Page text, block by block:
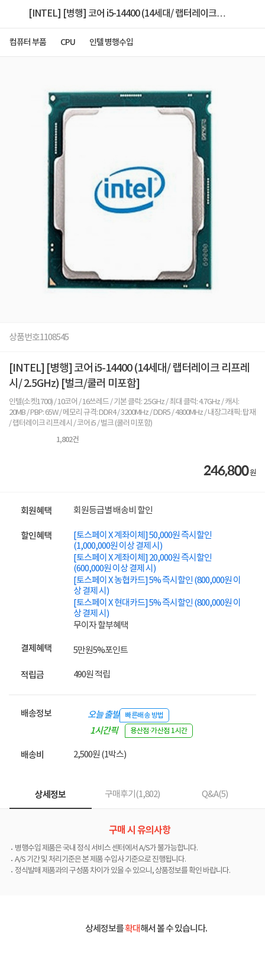
[INTEL] [병행] 코어 i5-14400 (14세대/ 랩터레이크
컴퓨터 부품 CPU 인텔 병행수입
상품번호1108545
[INTEL] [병행] 코어 i5-14400 (14세대/ 랩터레이크 리프레
시/ 2.5GHz) [벌크/쿨러 미포함]
인텔(소켓1700) / 10코어 / 16쓰레드 / 기본 클럭: 2.5GHz / 최대 클럭: 4.7GHz / 캐시:
20MB / PBP: 65W / 메모리 규격: DDR4 / 3200MHz / DDR5 / 4800MHz / 내장그래픽: 탑재
/ 랩터레이크 리프레시 / 코어 i5 / 벌크 (쿨러 미포함)
1,802건
246,800원
회원혜택 회원등급별 배송비 할인
할인혜택
[토스페이 X 계좌이체] 50,000원 즉시할인
(1,000,000원 이상 결제 시)
[토스페이 X 계좌이체] 20,000원 즉시할인
(600,000원 이상 결제 시)
[토스페이 X 농협카드] 5% 즉시할인 (800,000원 이
상 결제 시)
[토스페이 X 현대카드] 5% 즉시할인 (800,000원 이
상 결제 시)
무이자 할부혜택
결제혜택 5만원5%포인트
적립금 490원 적립
배송정보 오늘 출발 빠른배송 방법
1시간픽
용산점·가산점 1시간
배송비 2,500원 (1박스)
상세정보 구매후기(1,802) Q&A(5)
구매 시 유의사항
병행수입 제품은 국내 정식 서비스 센터에서 A/S가 불가능합니다.
A/S 기간 및 처리기준은 본 제품 수입사 기준으로 진행됩니다.
정식발매 제품과의 구성품 차이가 있을 수 있으니, 상품정보를 확인 바랍니다.
상세정보를확대해서 볼 수 있습니다.